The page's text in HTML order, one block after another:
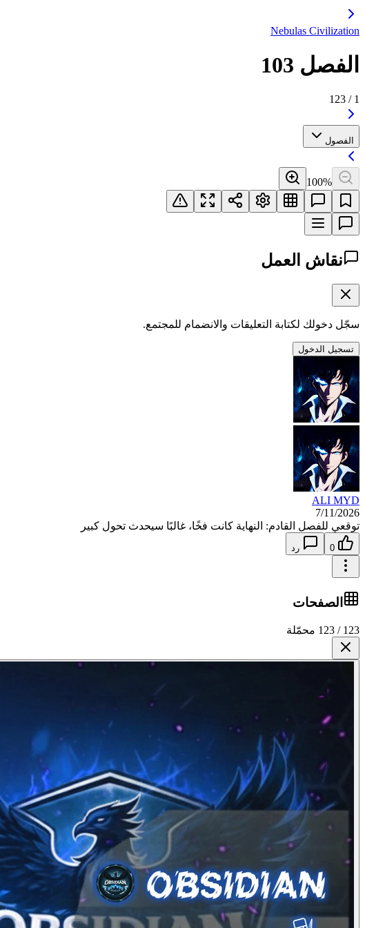
Nebulas Civilization
الفصل 103
1
/
123
الفصول
100%
نقاش العمل
سجّل دخولك لكتابة التعليقات والانضمام للمجتمع.
تسجيل الدخول
ALI MYD
7/11/2026
توقعي للفصل القادم: النهاية كانت فخًا، غالبًا سيحدث تحول كبير
0 رد
الصفحات
123 / 123 محمّلة